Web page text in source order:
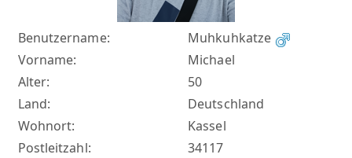
Benutzername:
Muhkuhkatze
Vorname:
Michael
Alter:
50
Land:
Deutschland
Wohnort:
Kassel
Postleitzahl:
34117